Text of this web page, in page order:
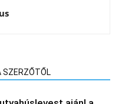
SZERZŐTŐL